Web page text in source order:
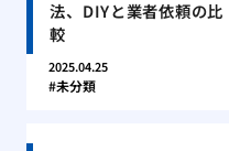
法、DIYと業者依頼の比
較
2025.04.25
未分類